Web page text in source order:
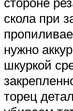
скола при
нужно
шкуркой
торец